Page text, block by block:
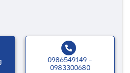
0986549149 -
0983300680